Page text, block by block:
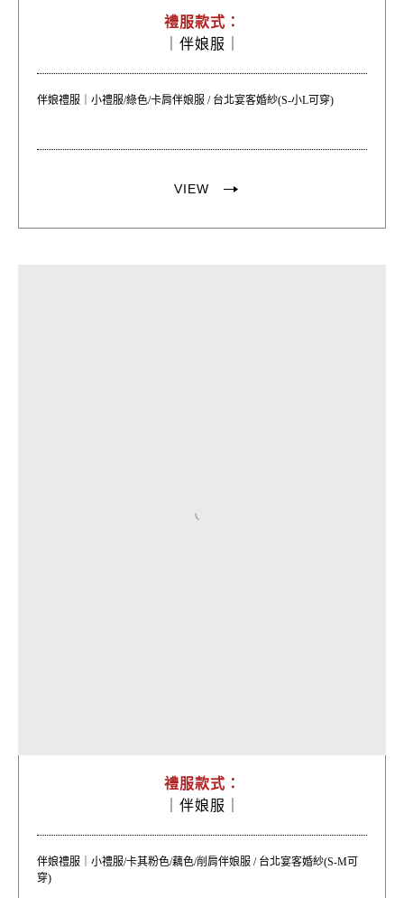
禮服款式：
伴娘服｜
伴娘禮服｜小禮服/綠色/卡肩伴娘服 / 台北宴客婚紗(S-小L可穿)
VIEW
禮服款式：
伴娘服｜
伴娘禮服｜小禮服/卡其粉色/藕色/削肩伴娘服 / 台北宴客婚紗(S-M可
穿)